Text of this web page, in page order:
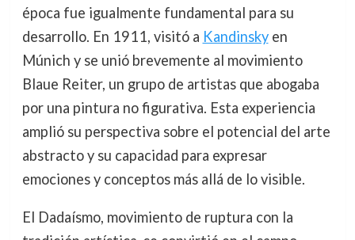
época fue igualmente fundamental para su
desarrollo. En 1911, visitó a Kandinskyen
Múnich y se unió brevemente al movimiento
Blaue Reiter, un grupo de artistas que abogaba
por una pintura no figurativa. Esta experiencia
amplió su perspectiva sobre el potencial del arte
abstracto y su capacidad para expresar
emociones y conceptos más allá de lo visible.
El Dadaísmo, movimiento de ruptura con la